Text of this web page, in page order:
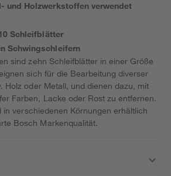
und Holzwerkstoffen verwendet
Schleifblätter
Schwingschleifern
sind zehn Schleifblätter in einer Größe
sich für die Bearbeitung diverser
Holz oder Metall, und dienen dazu, mit
Farben, Lacke oder Rost zu entfernen.
in verschiedenen Körnungen erhältlich
Bosch Markenqualität.